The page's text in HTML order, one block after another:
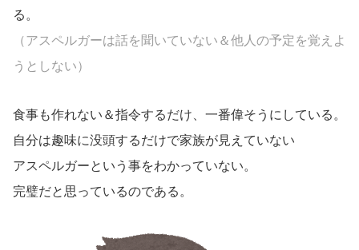
る。
（アスペルガーは話を聞いていない＆他人の予定を覚えよ
うとしない）
食事も作れない＆指令するだけ、一番偉そうにしている。
自分は趣味に没頭するだけで家族が見えていない
アスペルガーという事をわかっていない。
完璧だと思っているのである。